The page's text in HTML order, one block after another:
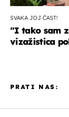
SVAKA JOJ ČAST!
"I tako sam
vizažistica
PRATI NAS: